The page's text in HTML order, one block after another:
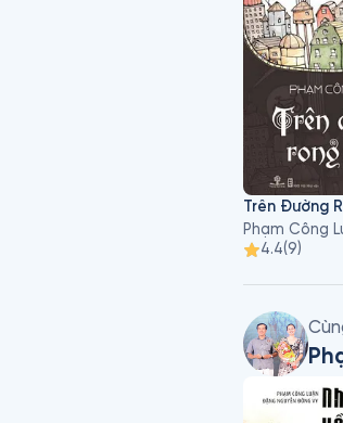
Với tâm
viết văn đã
Tác phẩm
- Hãy tìm
- Làm ơn
- Những lối
- Nếu biết
Trên Đường
4.4(9)